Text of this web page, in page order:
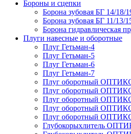
Бороны и сцепки
Борона зубовая БГ 14/18/
Борона зубовая БГ 11/13/
Борона гидравлическая
Плуги навесные и оборотные
Плуг Гетьман-4
Плуг Гетьман-5
Плуг Гетьман-6
Плуг Гетьман-7
Плуг оборотный
Плуг оборотный
Плуг оборотный
Плуг оборотный
Плуг оборотный
Глубокорыхлитель